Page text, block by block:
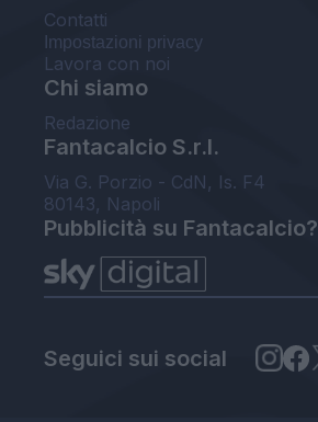
Contatti
Impostazioni privacy
Lavora con noi
Chi siamo
Redazione
Fantacalcio S.r.l.
Via G. Porzio - CdN, Is. F4
80143, Napoli
Pubblicità su Fantacalcio?
Seguici sui social